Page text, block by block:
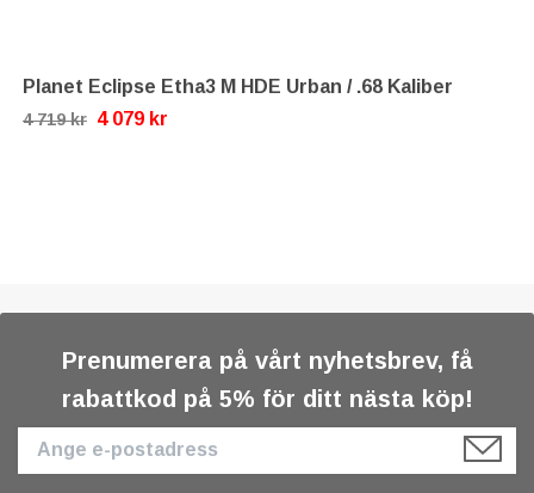
Planet Eclipse Etha3 M HDE Urban / .68 Kaliber
4 719 kr 4 079 kr
Prenumerera på vårt nyhetsbrev, få
rabattkod på 5% för ditt nästa köp!